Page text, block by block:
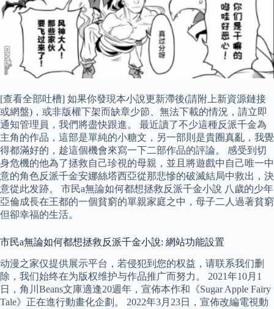
[查看全部吐槽] 如果你發現本小說更新滯後(請附上新資源鏈接
或網盤)，或非版權下架而缺章少節、無法下載的情況，請立即
通知管理員，我們將盡快跟進。 最近讀了不少這種反派千金為
主角的作品，這部是單純的小糖文，另一部則是貴圈真亂，我覺
得都滿好的，趁這個機會來寫一下二部作品的評論。 感受到切
身危機的他為了拯救自己珍視的母親，並且將遊戲中自己唯一中
意的角色反派千金安娜絲塔西亞從那悲慘的破滅結局中救出，決
意從此发跡。 市民a無論如何都想拯救反派千金小說 八歲的少年
亞倫成長在王都的一個貧窮的單親家庭之中，母子二人過著貧窮
但卻幸福的生活。
市民a無論如何都想拯救反派千金小說: 網站功能設置
动漫之家仅提供展示平台，若侵犯到您的权益，请联系我们删
除，我们始终在为版权维护与作品推广而努力。 2021年10月1
日，角川Beans文庫適逢20週年，宣佈本作和《Sugar Apple Fairy
Tale》正在進行動畫化企劃。 2022年3月23日，宣佈改編電視動